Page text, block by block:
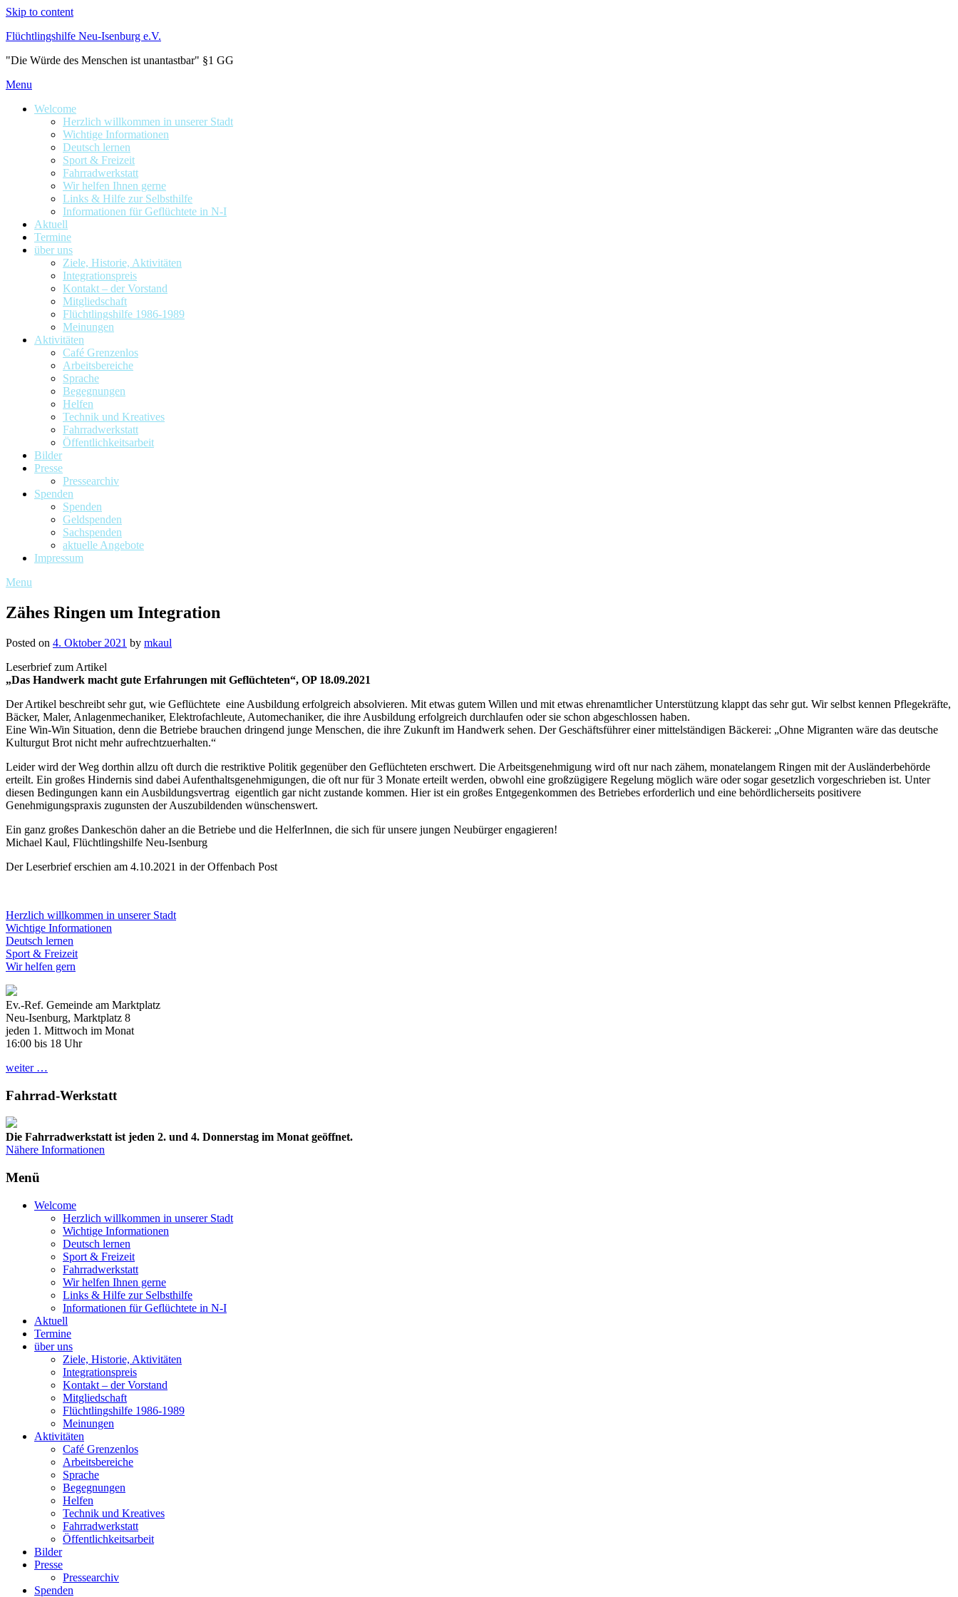
Skip to content
Flüchtlingshilfe Neu-Isenburg e.V.
"Die Würde des Menschen ist unantastbar" §1 GG
Menu
Welcome
Herzlich willkommen in unserer Stadt
Wichtige Informationen
Deutsch lernen
Sport & Freizeit
Fahrradwerkstatt
Wir helfen Ihnen gerne
Links & Hilfe zur Selbsthilfe
Informationen für Geflüchtete in N-I
Aktuell
Termine
über uns
Ziele, Historie, Aktivitäten
Integrationspreis
Kontakt – der Vorstand
Mitgliedschaft
Flüchtlingshilfe 1986-1989
Meinungen
Aktivitäten
Café Grenzenlos
Arbeitsbereiche
Sprache
Begegnungen
Helfen
Technik und Kreatives
Fahrradwerkstatt
Öffentlichkeitsarbeit
Bilder
Presse
Pressearchiv
Spenden
Spenden
Geldspenden
Sachspenden
aktuelle Angebote
Impressum
Menu
Zähes Ringen um Integration
Posted on 4. Oktober 2021 by mkaul
Leserbrief zum Artikel
„Das Handwerk macht gute Erfahrungen mit Geflüchteten“, OP 18.09.2021
Der Artikel beschreibt sehr gut, wie Geflüchtete eine Ausbildung erfolgreich absolvieren. Mit etwas gutem Willen und mit etwas ehrenamtlicher Unterstützung klappt das sehr gut. Wir selbst kennen Pflegekräfte,
Bäcker, Maler, Anlagenmechaniker, Elektrofachleute, Automechaniker, die ihre Ausbildung erfolgreich durchlaufen oder sie schon abgeschlossen haben.
Eine Win-Win Situation, denn die Betriebe brauchen dringend junge Menschen, die ihre Zukunft im Handwerk sehen. Der Geschäftsführer einer mittelständigen Bäckerei: „Ohne Migranten wäre das deutsche
Kulturgut Brot nicht mehr aufrechtzuerhalten.“
Leider wird der Weg dorthin allzu oft durch die restriktive Politik gegenüber den Geflüchteten erschwert. Die Arbeitsgenehmigung wird oft nur nach zähem, monatelangem Ringen mit der Ausländerbehörde
erteilt. Ein großes Hindernis sind dabei Aufenthaltsgenehmigungen, die oft nur für 3 Monate erteilt werden, obwohl eine großzügigere Regelung möglich wäre oder sogar gesetzlich vorgeschrieben ist. Unter
diesen Bedingungen kann ein Ausbildungsvertrag eigentlich gar nicht zustande kommen. Hier ist ein großes Entgegenkommen des Betriebes erforderlich und eine behördlicherseits positivere
Genehmigungspraxis zugunsten der Auszubildenden wünschenswert.
Ein ganz großes Dankeschön daher an die Betriebe und die HelferInnen, die sich für unsere jungen Neubürger engagieren!
Michael Kaul, Flüchtlingshilfe Neu-Isenburg
Der Leserbrief erschien am 4.10.2021 in der Offenbach Post
Herzlich willkommen in unserer Stadt
Wichtige Informationen
Deutsch lernen
Sport & Freizeit
Wir helfen gern
Ev.-Ref. Gemeinde am Marktplatz
Neu-Isenburg, Marktplatz 8
jeden 1. Mittwoch im Monat
16:00 bis 18 Uhr
weiter …
Fahrrad-Werkstatt
Die Fahrradwerkstatt ist jeden 2. und 4. Donnerstag im Monat geöffnet.
Nähere Informationen
Menü
Welcome
Herzlich willkommen in unserer Stadt
Wichtige Informationen
Deutsch lernen
Sport & Freizeit
Fahrradwerkstatt
Wir helfen Ihnen gerne
Links & Hilfe zur Selbsthilfe
Informationen für Geflüchtete in N-I
Aktuell
Termine
über uns
Ziele, Historie, Aktivitäten
Integrationspreis
Kontakt – der Vorstand
Mitgliedschaft
Flüchtlingshilfe 1986-1989
Meinungen
Aktivitäten
Café Grenzenlos
Arbeitsbereiche
Sprache
Begegnungen
Helfen
Technik und Kreatives
Fahrradwerkstatt
Öffentlichkeitsarbeit
Bilder
Presse
Pressearchiv
Spenden